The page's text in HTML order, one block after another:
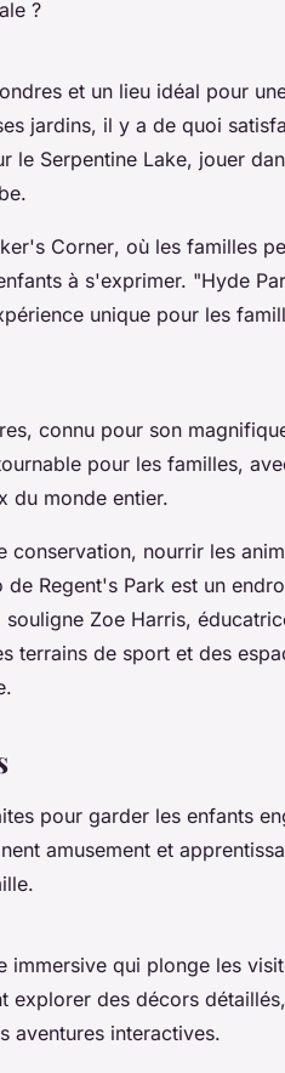
?
et un lieu idéal pour
jardins, il y a de quoi
le Serpentine Lake, jouer
Corner, où les familles
à s'exprimer. "Hyde
unique pour les
connu pour son
pour les familles,
du monde entier.
conservation, nourrir les
de Regent's Park est un
souligne Zoe Harris,
terrains de sport et des
pour garder les enfants
amusement et
immersive qui plonge les
explorer des décors
aventures interactives.